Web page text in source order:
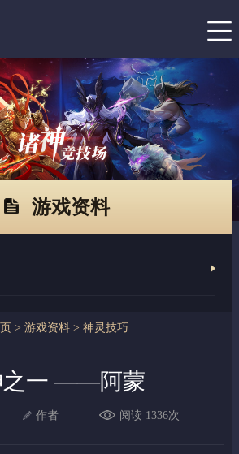
游戏资料
> 游戏资料 > 神灵技巧
之一 ——阿蒙
作者 阅读 1336次